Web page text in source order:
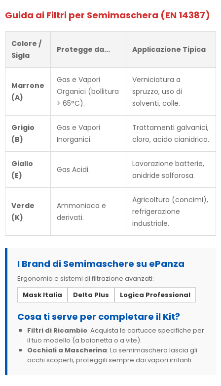
Guida ai Filtri per Semimaschera (EN 14387)
Colore /
Sigla
Protegge da... Applicazione Tipica
Marrone
(A)
Gas e Vapori
Organici (bollitura
> 65°C).
Verniciatura a
spruzzo, uso di
solventi, colle.
Grigio
(B)
Gas e Vapori
Inorganici.
Trattamenti galvanici,
cloro, acido cianidrico.
Giallo
(E)
Gas Acidi.
Lavorazione batterie,
anidride solforosa.
Verde
(K)
Ammoniaca e
derivati.
Agricoltura (concimi),
refrigerazione
industriale.
I Brand di Semimaschere su ePanza
Ergonomia e sistemi di filtrazione avanzati:
Mask Italia
Delta Plus Logica Professional
Cosa ti serve per completare il Kit?
Filtri di Ricambio: Acquista le cartucce specifiche per
il tuo modello (a baionetta o a vite).
Occhiali a Mascherina: La semimaschera lascia gli
occhi scoperti, proteggili sempre dai vapori irritanti.